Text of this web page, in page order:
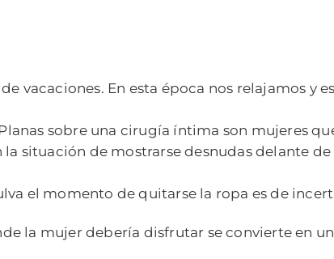
vacaciones. En esta época nos relajamos y
sobre una cirugía íntima son mujeres
situación de mostrarse desnudas delante
el momento de quitarse la ropa es de
la mujer debería disfrutar se convierte en